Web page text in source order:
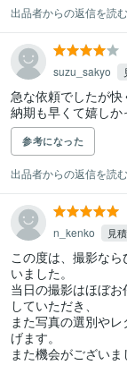
出品者からの返信を読む
suzu_sakyo
急な依頼でしたが快
納期も早くて嬉しか
参考になった
出品者からの返信を読む
n_kenko 見
この度は、撮影な
いました。
当日の撮影はほぼ
していただき、
また写真の選別や
げます。
また機会がござい